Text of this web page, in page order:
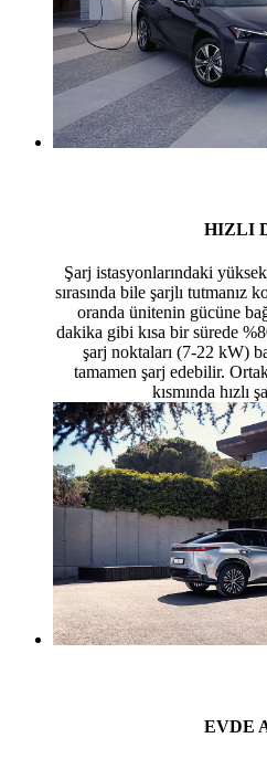
HIZLI
Şarj istasyonlarındaki
sırasında bile şarjlı tutmanız
oranda ünitenin gücüne
dakika gibi kısa bir sürede
şarj noktaları (7-22 kW)
tamamen şarj edebilir.
kısmında hızlı
EVDE